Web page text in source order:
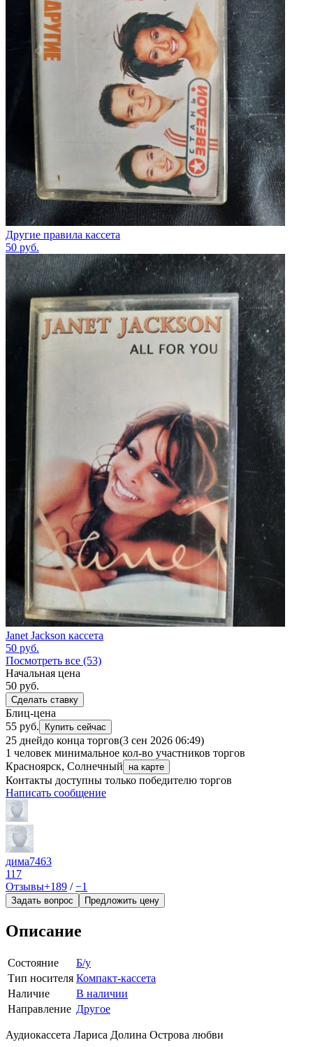
Другие правила кассета
50 руб.
Janet Jackson кассета
50 руб.
Посмотреть все (53)
Начальная цена
50 руб.
Сделать ставку
Блиц-цена
55 руб.
Купить сейчас
25 днейдо конца торгов(3 сен 2026 06:49)
1 человек минимальное кол-во участников торгов
Красноярск, Солнечный
на карте
Контакты доступны только победителю торгов
Написать сообщение
дима7463
117
Отзывы+189 /−1
Задать вопрос Предложить цену
Описание
Состояние
Б/у
Тип носителя Компакт-кассета
Наличие
В наличии
Направление Другое
Аудиокассета Лариса Долина Острова любви